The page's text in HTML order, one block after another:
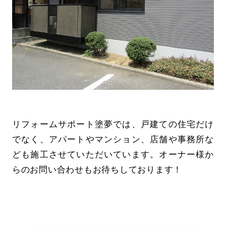
リフォームサポート塗夢では、戸建ての住宅だけ
でなく、アパートやマンション、店舗や事務所な
ども施工させていただいています。オーナー様か
らのお問い合わせもお待ちしております！